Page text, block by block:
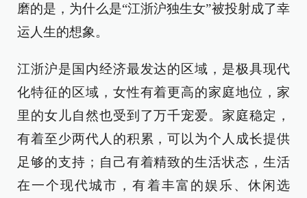
磨的是，为什么是“江浙沪独生女”被投射成了幸
运人生的想象。
江浙沪是国内经济最发达的区域，是极具现代
化特征的区域，女性有着更高的家庭地位，家
里的女儿自然也受到了万千宠爱。家庭稳定，
有着至少两代人的积累，可以为个人成长提供
足够的支持；自己有着精致的生活状态，生活
在一个现代城市，有着丰富的娱乐、休闲选